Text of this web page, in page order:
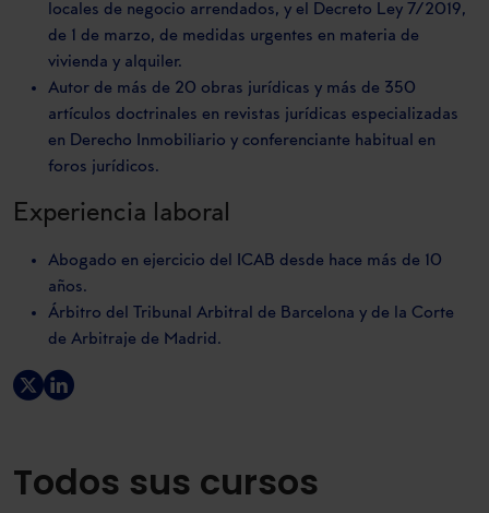
locales de negocio arrendados, y el Decreto Ley 7/2019,
de 1 de marzo, de medidas urgentes en materia de
vivienda y alquiler.
Autor de más de 20 obras jurídicas y más de 350
artículos doctrinales en revistas jurídicas especializadas
en Derecho Inmobiliario y conferenciante habitual en
foros jurídicos.
Experiencia laboral
Abogado en ejercicio del ICAB desde hace más de 10
años.
Árbitro del Tribunal Arbitral de Barcelona y de la Corte
de Arbitraje de Madrid.
Todos sus cursos